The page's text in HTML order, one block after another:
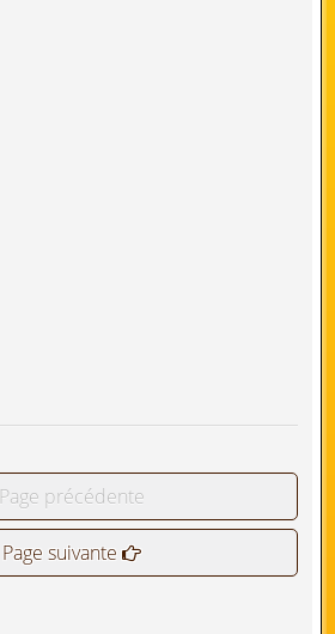
Page précédente
Page suivante